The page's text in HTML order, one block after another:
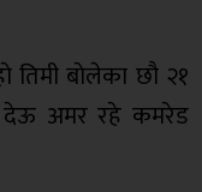
तिमी बाेलेका छाै २१
देऊ अमर रहे कमरेड